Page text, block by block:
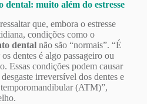
dental: muito além do estresse
que, embora o estresse
condições como o
dentalnão são “normais”. “É
dentes é algo passageiro ou
Essas condições podem causar
irreversível dos dentes e
(ATM)”,